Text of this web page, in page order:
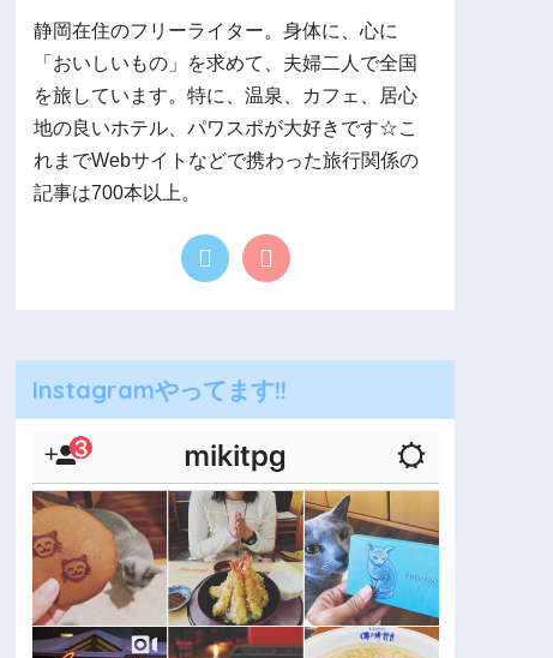
静岡在住のフリーライター。身体に、心に
「おいしいもの」を求めて、夫婦二人で全国
を旅しています。特に、温泉、カフェ、居心
地の良いホテル、パワスポが大好きです☆こ
れまでWebサイトなどで携わった旅行関係の
記事は700本以上。
Instagramやってます!!